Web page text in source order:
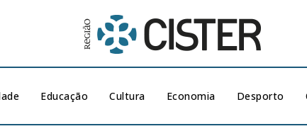
Educação Cultura Economia Desporto